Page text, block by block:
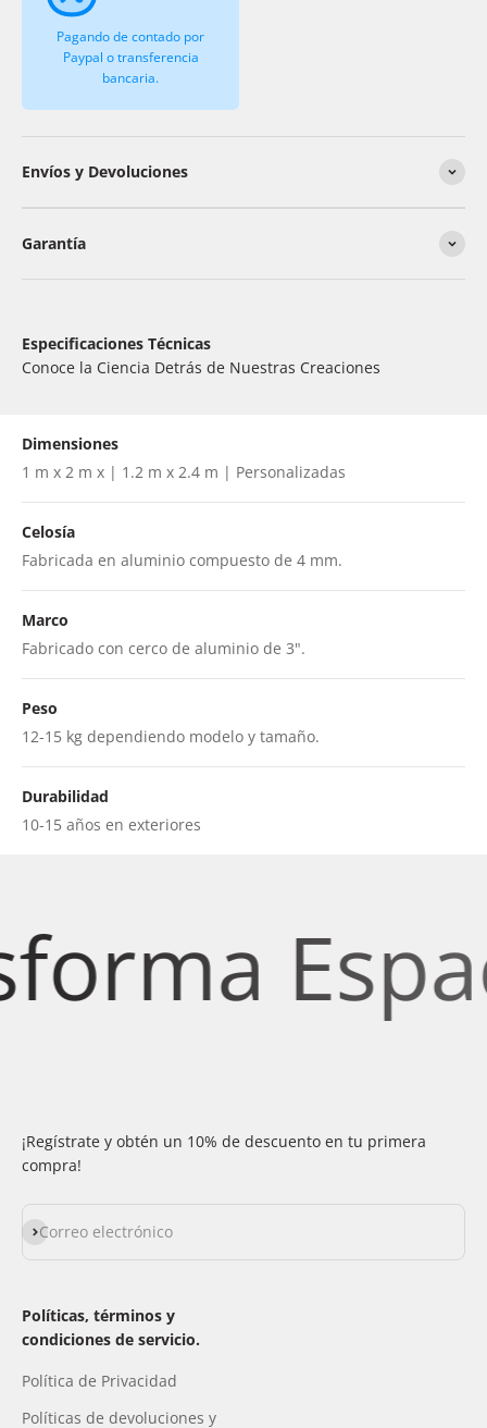
Pagando de contado por
Paypal o transferencia
bancaria.
Envíos y Devoluciones
Garantía
Especificaciones Técnicas
Conoce la Ciencia Detrás de Nuestras Creaciones
Dimensiones
1 m x 2 m x | 1.2 m x 2.4 m | Personalizadas
Celosía
Fabricada en aluminio compuesto de 4 mm.
Marco
Fabricado con cerco de aluminio de 3".
Peso
12-15 kg dependiendo modelo y tamaño.
Durabilidad
10-15 años en exteriores
¡Regístrate y obtén un 10% de descuento en tu primera
compra!
Correo electrónico
Suscribirse
Políticas, términos y
condiciones de servicio.
Política de Privacidad
Políticas de devoluciones y